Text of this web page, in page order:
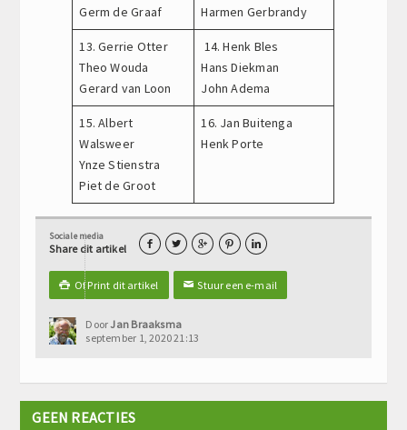
Germ de Graaf
Harmen Gerbrandy
13. Gerrie Otter
Theo Wouda
Gerard van Loon
14. Henk Bles
Hans Diekman
John Adema
15. Albert
Walsweer
Ynze Stienstra
Piet de Groot
16. Jan Buitenga
Henk Porte
Sociale media
Share dit artikel     
 Of Print dit artikel ✉Stuur een e-mail
DoorJan Braaksma
september 1, 2020 21:13
GEEN REACTIES